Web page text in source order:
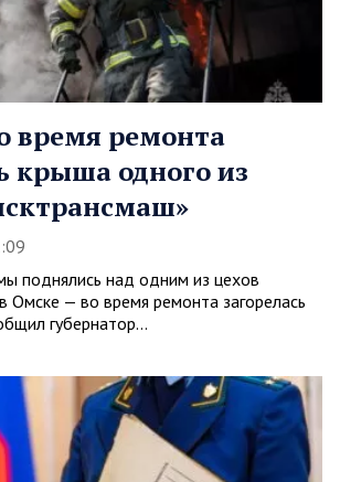
время ремонта
крыша одного из
поднялись над одним из цехов
Омске — во время ремонта загорелась
губернатор…